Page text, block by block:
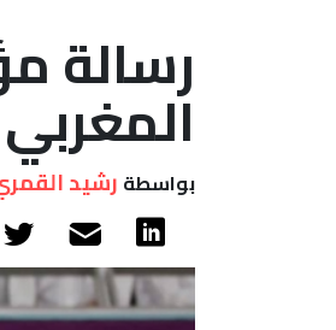
رسالة
المغربي
بواسطة رشيد